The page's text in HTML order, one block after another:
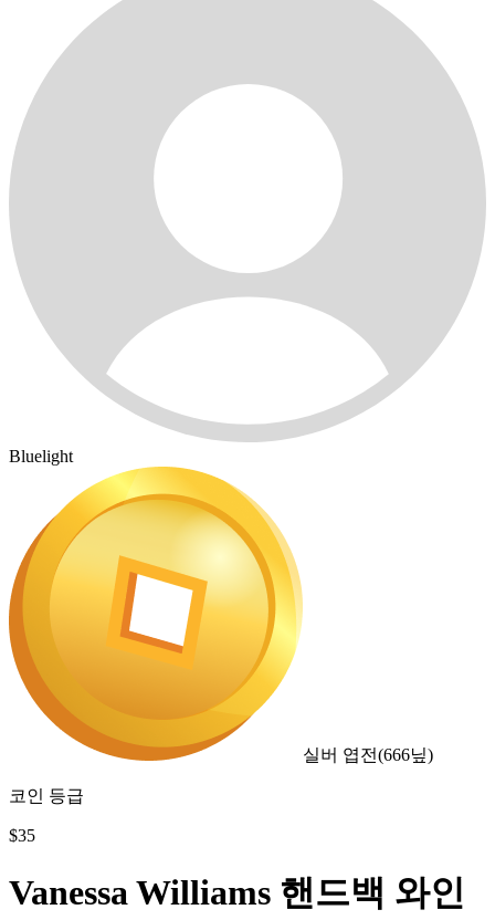
Bluelight
실버 엽전(666닢)
코인 등급
$35
Vanessa Williams 핸드백 와인